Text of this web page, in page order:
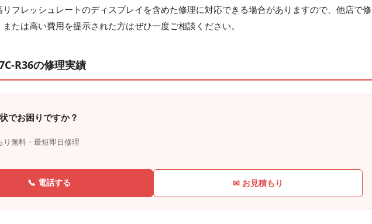
フレッシュレートのディスプレイを含めた修理に対応できる場合がありますので、他店で修
たは高い費用を提示された方はぜひ一度ご相談ください。
R36の修理実績
でお困りですか？
り無料・最短即日修理
📞 電話する ✉ お見積もり